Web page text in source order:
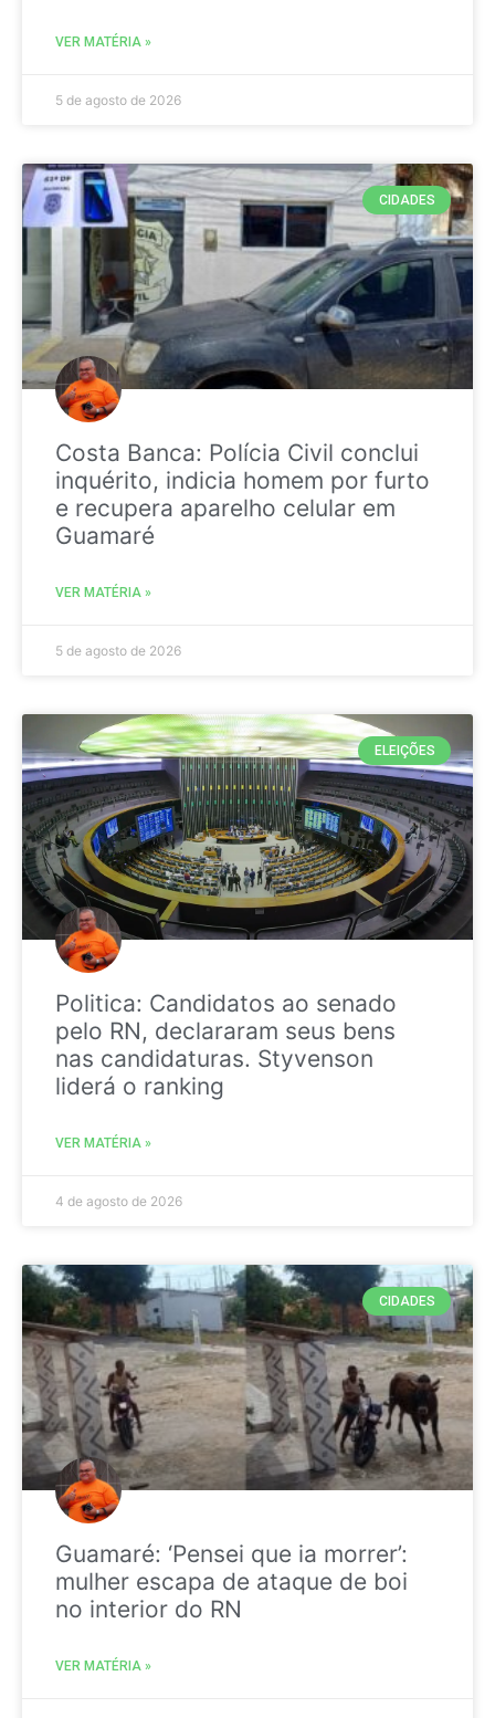
VER MATÉRIA »
5 de agosto de 2026
CIDADES
Costa Banca: Polícia Civil conclui
inquérito, indicia homem por furto
e recupera aparelho celular em
Guamaré
VER MATÉRIA »
5 de agosto de 2026
ELEIÇÕES
Politica: Candidatos ao senado
pelo RN, declararam seus bens
nas candidaturas. Styvenson
liderá o ranking
VER MATÉRIA »
4 de agosto de 2026
CIDADES
Guamaré: ‘Pensei que ia morrer’:
mulher escapa de ataque de boi
no interior do RN
VER MATÉRIA »